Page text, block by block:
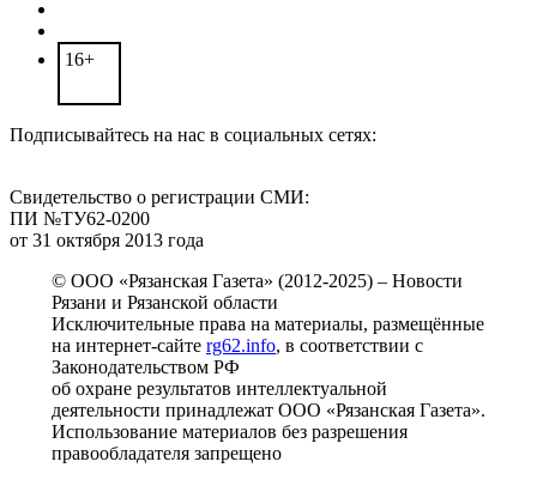
16+
Подписывайтесь на нас в социальных сетях:
Свидетельство о регистрации СМИ:
ПИ №ТУ62-0200
от 31 октября 2013 года
© ООО «Рязанская Газета» (2012-2025) – Новости
Рязани и Рязанской области
Исключительные права на материалы, размещённые
на интернет-сайте rg62.info, в соответствии с
Законодательством РФ
об охране результатов интеллектуальной
деятельности принадлежат ООО «Рязанская Газета».
Использование материалов без разрешения
правообладателя запрещено